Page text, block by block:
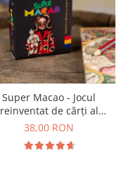
Super Macao - Jocul
reinventat de cărți al
copilăriei
38,00 RON